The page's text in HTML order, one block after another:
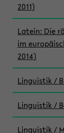
2011)
Latein: Die
im
2014)
Linguistik /
Linguistik /
Linguistik /